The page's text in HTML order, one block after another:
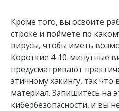
Кроме того, вы освоите
строке и поймете по
вирусы, чтобы иметь
Короткие 4-10-минутные
предусматривают
этичному хакингу, так что
материал. Запишитесь на
кибербезопасности, и вы